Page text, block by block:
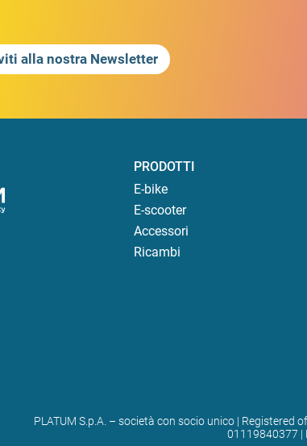
alla nostra Newsletter
PRODOTTI
E-bike
E-scooter
Accessori
Ricambi
PLATUM S.p.A. – società con socio unico | Registered
01119840377 |